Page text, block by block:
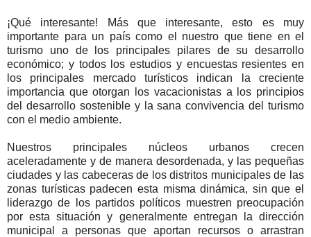
¡Qué interesante! Más que interesante, esto es muy
importante para un país como el nuestro que tiene en el
turismo uno de los principales pilares de su desarrollo
económico; y todos los estudios y encuestas resientes en
los principales mercado turísticos indican la creciente
importancia que otorgan los vacacionistas a los principios
del desarrollo sostenible y la sana convivencia del turismo
con el medio ambiente.
Nuestros principales núcleos urbanos crecen
aceleradamente y de manera desordenada, y las pequeñas
ciudades y las cabeceras de los distritos municipales de las
zonas turísticas padecen esta misma dinámica, sin que el
liderazgo de los partidos políticos muestren preocupación
por esta situación y generalmente entregan la dirección
municipal a personas que aportan recursos o arrastran